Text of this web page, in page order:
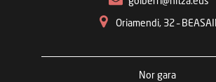
Oriamendi, 32 –
Nor gara